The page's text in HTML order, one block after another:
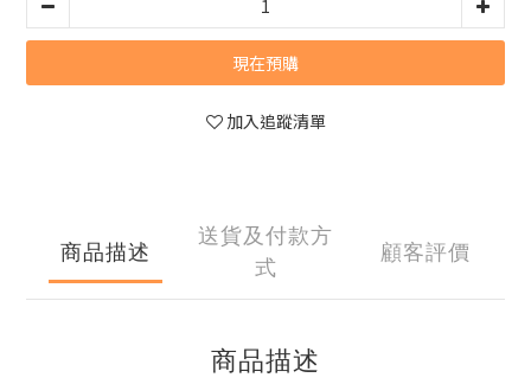
現在預購
加入追蹤清單
商品描述
送貨及付款方
式
顧客評價
商品描述